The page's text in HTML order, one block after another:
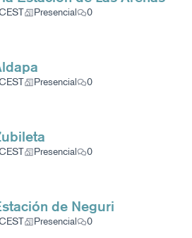
Presencial 0
Presencial 0
Presencial 0
de Neguri
Presencial 0